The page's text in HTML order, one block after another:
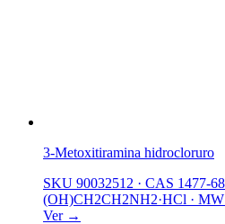
3-Metoxitiramina hidrocloruro
SKU 90032512 · CAS 1477-
(OH)CH2CH2NH2·HCl · MW
Ver →